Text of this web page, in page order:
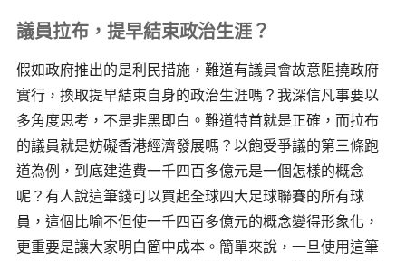
議員拉布，提早結束政治生涯？
假如政府推出的是利民措施，難道有議員會故意阻撓政府
實行，換取提早結束自身的政治生涯嗎？我深信凡事要以
多角度思考，不是非黑即白。難道特首就是正確，而拉布
的議員就是妨礙香港經濟發展嗎？以飽受爭議的第三條跑
道為例，到底建造費一千四百多億元是一個怎樣的概念
呢？有人說這筆錢可以買起全球四大足球聯賽的所有球
員，這個比喻不但使一千四百多億元的概念變得形象化，
更重要是讓大家明白箇中成本。簡單來說，一旦使用這筆